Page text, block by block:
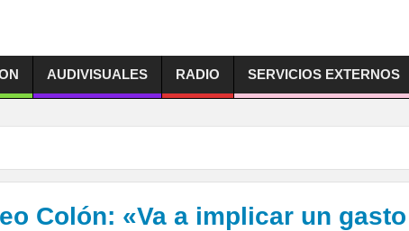
AUDIVISUALES RADIO SERVICIOS EXTERNOS
Colón: «Va a implicar un gasto